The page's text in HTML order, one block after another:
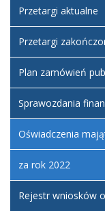
Przetargi aktualne
Przetargi
Plan zamówień
Sprawozdania
Oświadczenia
za rok 2022
Rejestr wniosków